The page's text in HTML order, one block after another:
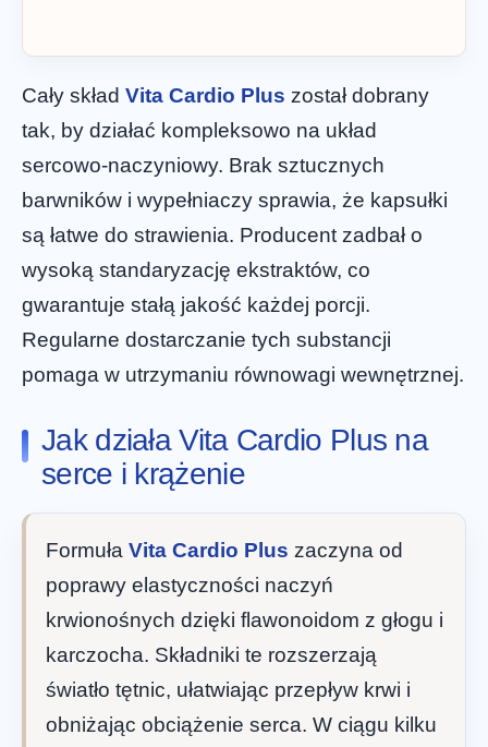
Cały skład Vita Cardio Plus został dobrany
tak, by działać kompleksowo na układ
sercowo-naczyniowy. Brak sztucznych
barwników i wypełniaczy sprawia, że kapsułki
są łatwe do strawienia. Producent zadbał o
wysoką standaryzację ekstraktów, co
gwarantuje stałą jakość każdej porcji.
Regularne dostarczanie tych substancji
pomaga w utrzymaniu równowagi wewnętrznej.
Jak działa Vita Cardio Plus na
serce i krążenie
Formuła Vita Cardio Plus zaczyna od
poprawy elastyczności naczyń
krwionośnych dzięki flawonoidom z głogu i
karczocha. Składniki te rozszerzają
światło tętnic, ułatwiając przepływ krwi i
obniżając obciążenie serca. W ciągu kilku